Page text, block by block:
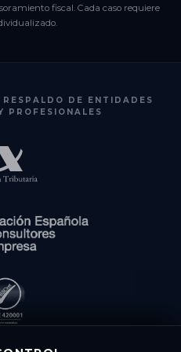
fiscal. Cada caso requiere
DE ENTIDADES
PROFESIONALES